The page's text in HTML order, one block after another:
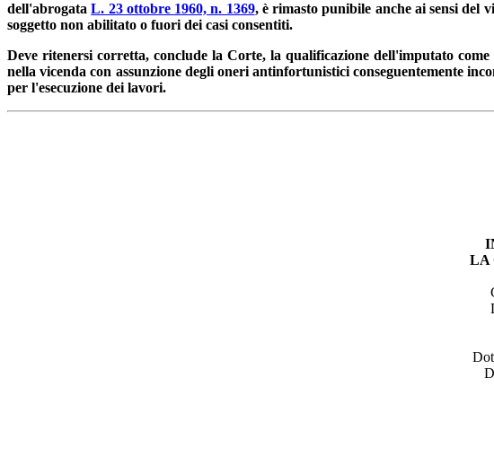
dell'abrogataL. 23 ottobre 1960, n. 1369, è rimasto punibile anche ai sensi del
soggetto non abilitato o fuori dei casi consentiti.
Deve ritenersi corretta, conclude la Corte, la qualificazione dell'imputato
nella vicenda con assunzione degli oneri antinfortunistici conseguentemente
per l'esecuzione dei lavori.
LA